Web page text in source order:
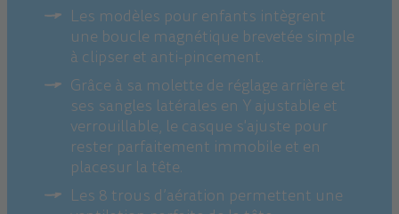
Les modèles pour enfants intègrent
une boucle magnétique brevetée simple
à clipser et anti-pincement.
Grâce à sa molette de réglage arrière et
ses sangles latérales en Y ajustable et
verrouillable, le casque s'ajuste pour
rester parfaitement immobile et en
placesur la tête.
Les 8 trous d’aération permettent une